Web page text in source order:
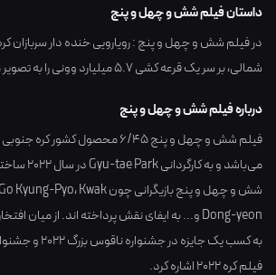
داستان فیلم شش و چهل و پنج
در فیلم شش و چهل و پنج : رویارویی خنده دار سربازان
شمالی، بر سر یک قرعه کشی ۵.۷ میلیارد وونی را به تصویر می کشد و...
درباره فیلم شش و چهل و پنج
فیلم شش و چهل و پنج 6/45 محصول کشور کره جنوبی
می‌باشد و به کارگردانیGyu-tae Parkدر سال2022
شش و چهل و پنج بازیگرانی چون
Kyung-Pyo،Kwak
Dong-yeon
به کسب یک جایزه
فیلم کره ۲۰۲۲ اشاره کرد.